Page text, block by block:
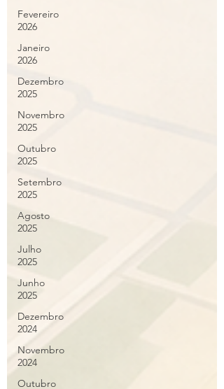
Fevereiro
2026
Janeiro
2026
Dezembro
2025
Novembro
2025
Outubro
2025
Setembro
2025
Agosto
2025
Julho
2025
Junho
2025
Dezembro
2024
Novembro
2024
Outubro